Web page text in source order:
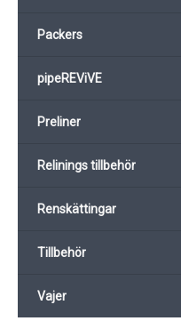
Packers
pipeREViVE
Preliner
Relinings tillbehör
Renskättingar
Tillbehör
Vajer